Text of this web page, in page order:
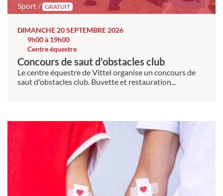
Sport / GRATUIT
DIMANCHE 20 SEPTEMBRE 2026
9h00 à 19h00
Centre équestre
Concours de saut d'obstacles club
Le centre équestre de Vittel organise un concours de
saut d'obstacles club. Buvette et restauration...